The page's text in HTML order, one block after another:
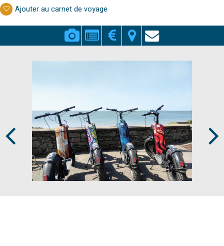
Ajouter au carnet de voyage